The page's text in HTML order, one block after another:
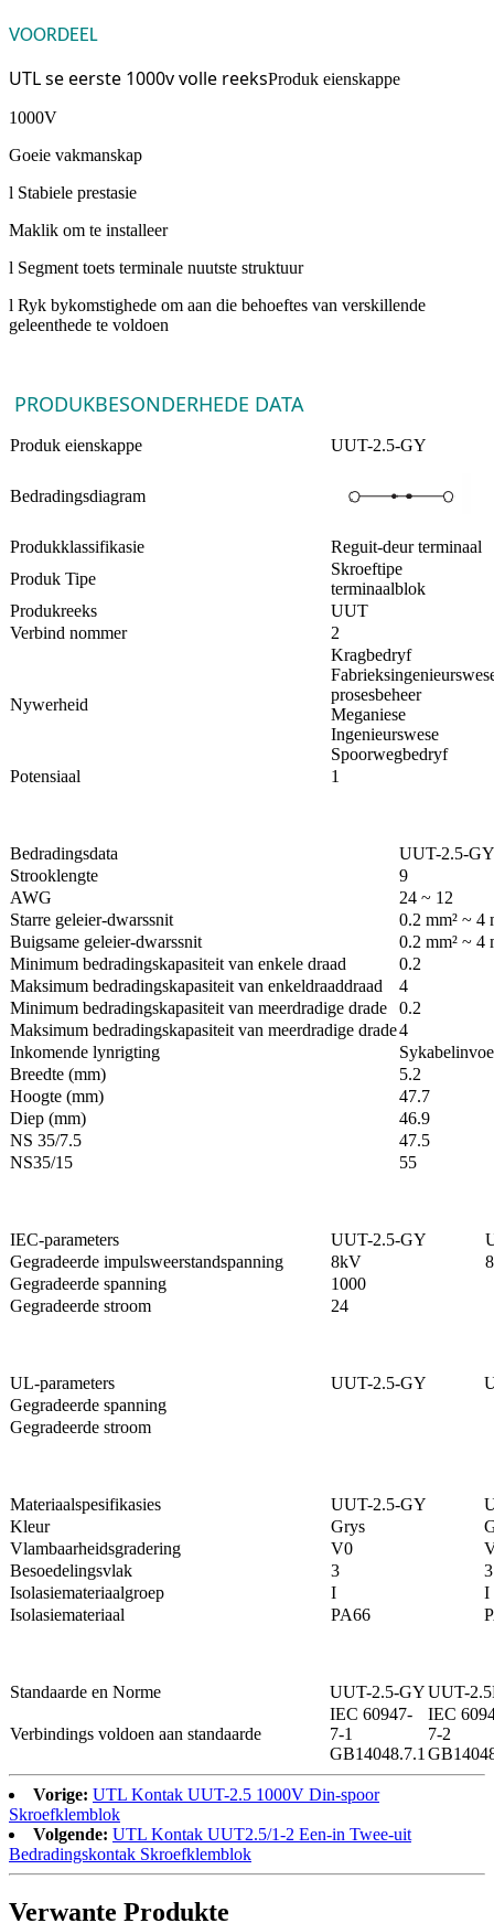
VOORDEEL
UTL se eerste 1000v volle reeksProduk eienskappe
1000V
Goeie vakmanskap
l Stabiele prestasie
Maklik om te installeer
l Segment toets terminale nuutste struktuur
l Ryk bykomstighede om aan die behoeftes van verskillende
geleenthede te voldoen
PRODUKBESONDERHEDE DATA
Produk eienskappe UUT-2.5-GY
Bedradingsdiagram
Produkklassifikasie
Reguit-deur terminaal
Produk Tipe
Skroeftipe
terminaalblok
Produkreeks
UUT
Verbind nommer
2
Nywerheid
Kragbedryf
prosesbeheer
Meganiese
Ingenieurswese
Spoorwegbedryf
Potensiaal
1
Bedradingsdata
UUT-2.5-GY
Strooklengte
9
AWG
24 ~ 12
Starre geleier-dwarssnit
0.2 mm² ~ 4
Buigsame geleier-dwarssnit
0.2 mm² ~ 4
Minimum bedradingskapasiteit van enkele draad
0.2
Maksimum bedradingskapasiteit van enkeldraaddraad
4
Minimum bedradingskapasiteit van meerdradige drade
0.2
Maksimum bedradingskapasiteit van meerdradige drade4
Inkomende lynrigting
Breedte (mm)
5.2
Hoogte (mm)
47.7
Diep (mm)
46.9
NS 35/7.5
47.5
NS35/15
55
IEC-parameters UUT-2.5-GY
Gegradeerde impulsweerstandspanning
8kV
Gegradeerde spanning
1000
Gegradeerde stroom
24
UL-parameters UUT-2.5-GY
Gegradeerde spanning
Gegradeerde stroom
Materiaalspesifikasies UUT-2.5-GY
Kleur
Grys
Vlambaarheidsgradering
V0
Besoedelingsvlak
3
3
Isolasiemateriaalgroep
I
I
Isolasiemateriaal
PA66
Standaarde en Norme UUT-2.5-GYUUT-
Verbindings voldoen aan standaarde
IEC 60947-
7-1
GB14048.7.1
IEC
7-2
Vorige: UTL Kontak UUT-2.5 1000V Din-spoor
Skroefklemblok
Volgende: UTL Kontak UUT2.5/1-2 Een-in Twee-uit
Bedradingskontak Skroefklemblok
Verwante Produkte